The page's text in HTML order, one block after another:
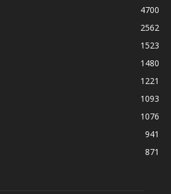
4700
2562
1523
1480
1221
1093
1076
941
871